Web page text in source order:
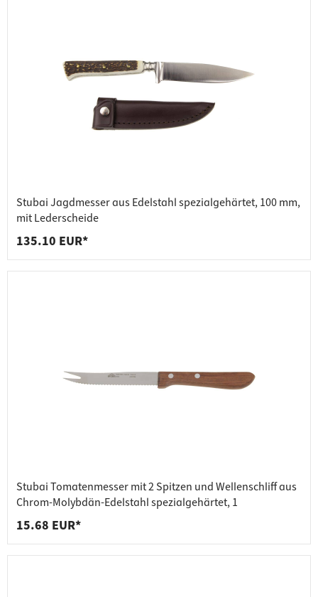
Stubai Jagdmesser aus Edelstahl spezialgehärtet, 100 mm,
mit Lederscheide
135.10 EUR*
Stubai Tomatenmesser mit 2 Spitzen und Wellenschliff aus
Chrom-Molybdän-Edelstahl spezialgehärtet, 1
15.68 EUR*